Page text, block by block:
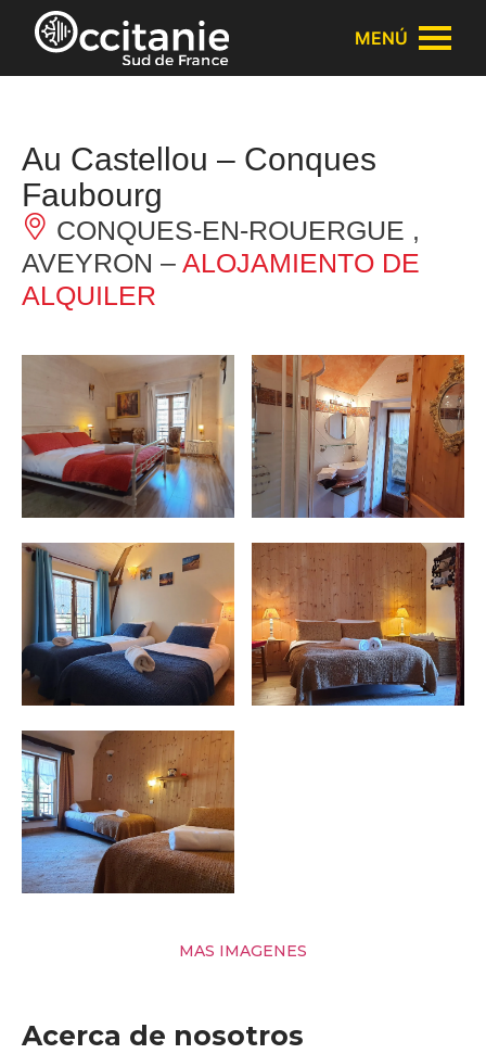
Panel de gestión de cookies
MENÚ
Au Castellou – Conques
Faubourg
CONQUES-EN-ROUERGUE ,
AVEYRON – ALOJAMIENTO DE
ALQUILER
MAS IMAGENES
Acerca de nosotros